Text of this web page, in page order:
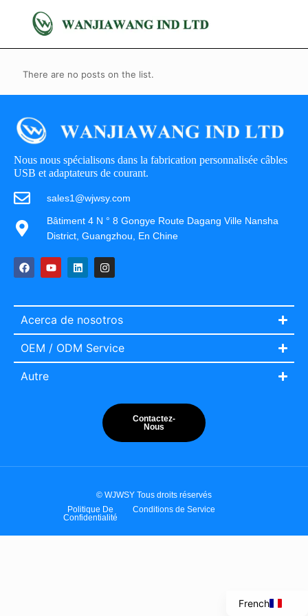
There are no posts on the list.
Nous nous spécialisons dans la fabrication personnalisée câbles
USB et adaptateurs de courant.
sales1@wjwsy.com
Bâtiment 4 N ° 8 Gongye Route Dagang Ville Nansha
District, Guangzhou, En Chine
Acerca de nosotros
OEM / ODM Service
Autre
Contactez-
Nous
© WJWSY Tous droits réservés
Conditions de Service
Politique De
Confidentialité
French
Portuguese